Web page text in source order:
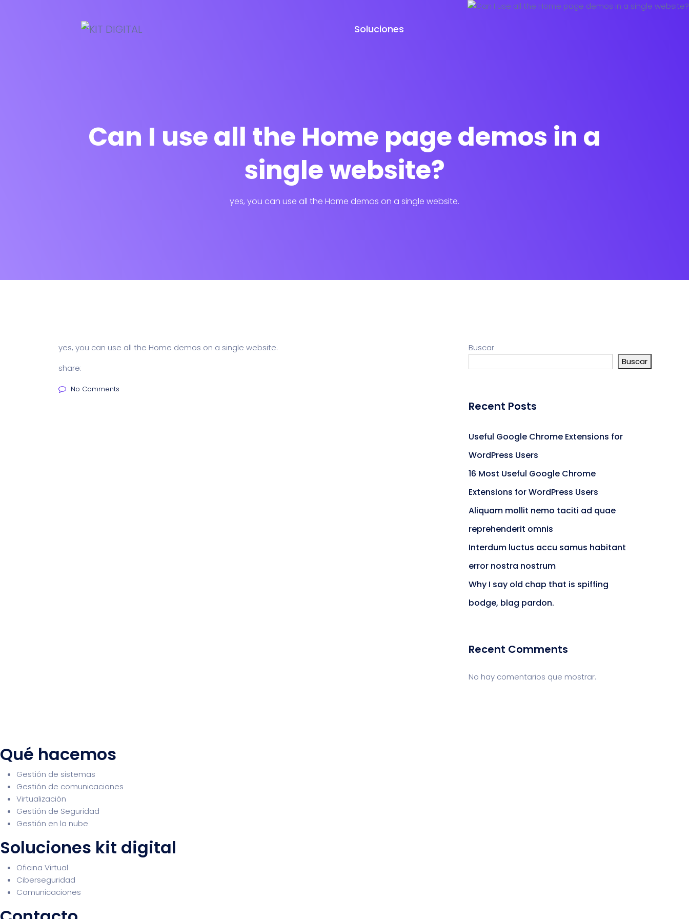
Soluciones
Can I use all the Home page demos in a
single website?
yes, you can use all the Home demos on a single website.
yes, you can use all the Home demos on a single website.
share:
No Comments
Buscar
Buscar
Recent Posts
Useful Google Chrome Extensions for
WordPress Users
16 Most Useful Google Chrome
Extensions for WordPress Users
Aliquam mollit nemo taciti ad quae
reprehenderit omnis
Interdum luctus accu samus habitant
error nostra nostrum
Why I say old chap that is spiffing
bodge, blag pardon.
Recent Comments
No hay comentarios que mostrar.
Qué hacemos
Gestión de sistemas
Gestión de comunicaciones
Virtualización
Gestión de Seguridad
Gestión en la nube
Soluciones kit digital
Oficina Virtual
Ciberseguridad
Comunicaciones